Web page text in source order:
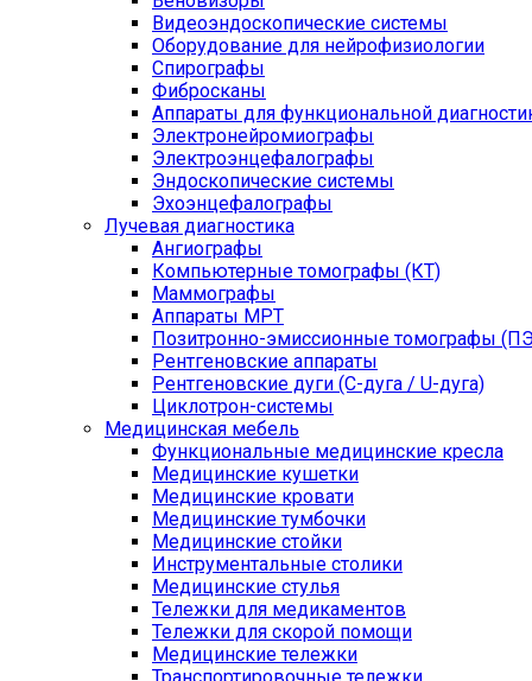
Видеоэндоскопические системы
Оборудование для нейрофизиологии
Спирографы
Фибросканы
Аппараты для функциональной
Электронейромиографы
Электроэнцефалографы
Эндоскопические системы
Эхоэнцефалографы
Лучевая диагностика
Ангиографы
Компьютерные томографы (КТ)
Маммографы
Аппараты МРТ
Позитронно-эмиссионные томографы
Рентгеновские аппараты
Рентгеновские дуги (С-дуга / U-дуга)
Циклотрон-системы
Медицинская мебель
Функциональные медицинские кресла
Медицинские кушетки
Медицинские кровати
Медицинские тумбочки
Медицинские стойки
Инструментальные столики
Медицинские стулья
Тележки для медикаментов
Тележки для скорой помощи
Медицинские тележки